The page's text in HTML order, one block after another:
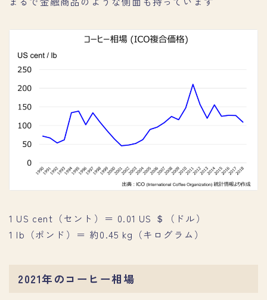
1 US cent（セント）＝ 0.01 US ＄（ドル）
1 lb（ポンド）＝ 約0.45 kg（キログラム）
2021年のコーヒー相場